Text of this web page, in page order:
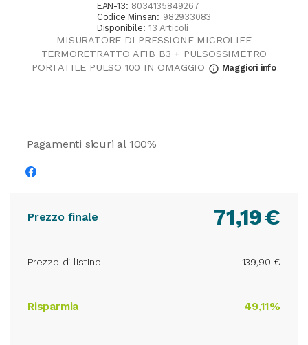
EAN-13: 8034135849267
Codice Minsan: 982933083
Disponibile: 13 Articoli
MISURATORE DI PRESSIONE MICROLIFE
TERMORETRATTO AFIB B3 + PULSOSSIMETRO
PORTATILE PULSO 100 IN OMAGGIO info_outline Maggiori info
Pagamenti sicuri al 100%
Prezzo finale €
71,19
Prezzo di listino 139,90 €
Risparmia 49,11%